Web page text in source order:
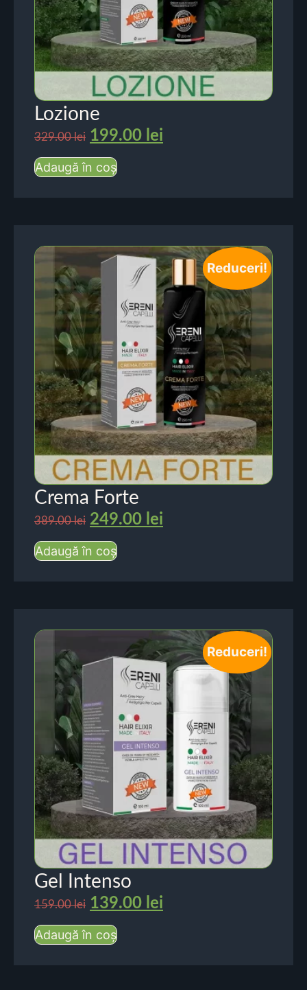
Lozione
329.00lei 199.00 lei
Adaugă în coș
Reduceri!
Crema Forte
389.00lei 249.00 lei
Adaugă în coș
Reduceri!
Gel Intenso
159.00lei 139.00 lei
Adaugă în coș